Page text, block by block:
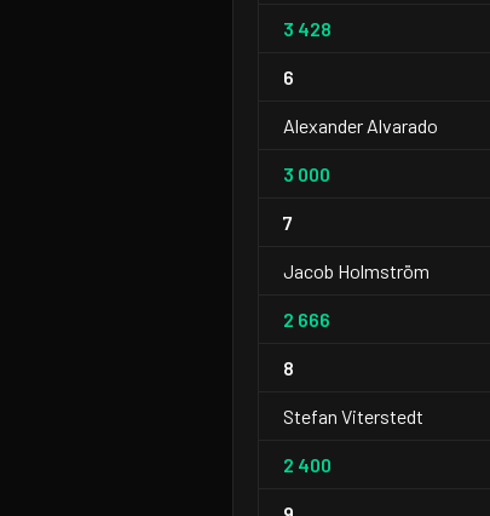
3 428
6
Alexander Alvarado
3 000
7
Jacob Holmström
2 666
8
Stefan Viterstedt
2 400